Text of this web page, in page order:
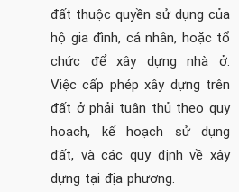
đất thuộc quyền sử dụng của
hộ gia đình, cá nhân, hoặc tổ
chức để xây dựng nhà ở.
Việc cấp phép xây dựng trên
đất ở phải tuân thủ theo quy
hoạch, kế hoạch sử dụng
đất, và các quy định về xây
dựng tại địa phương.